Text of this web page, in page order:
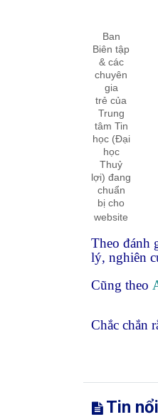
Ban
Biên tập
& các
chuyên
gia
trẻ của
Trung
tâm Tin
học (Đại
học
Thuỷ
lợi) đang
chuẩn
bị cho
website
Theo đánh
lý, nghiên
Cũng theo
Chắc chắn
Tin